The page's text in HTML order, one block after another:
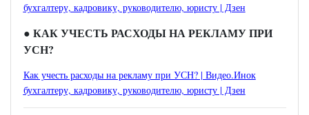
бухгалтеру, кадровику, руководителю, юристу | Дзен
● КАК УЧЕСТЬ РАСХОДЫ НА РЕКЛАМУ ПРИ
УСН?
Как учесть расходы на рекламу при УСН? | Видео.Инок
бухгалтеру, кадровику, руководителю, юристу | Дзен